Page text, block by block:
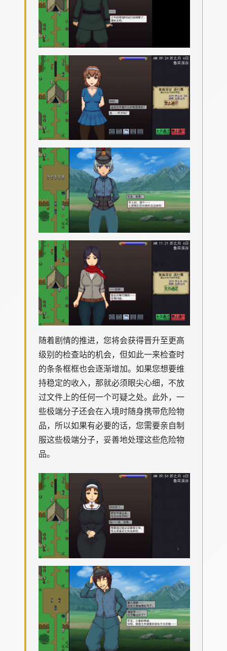
随着剧情的推进，您将会获得晋升至更高
级别的检查站的机会，但如此一来检查时
的条条框框也会逐渐增加。如果您想要维
持稳定的收入，那就必须眼尖心细，不放
过文件上的任何一个可疑之处。此外，一
些极端分子还会在入境时随身携带危险物
品，所以如果有必要的话，您需要亲自制
服这些极端分子，妥善地处理这些危险物
品。